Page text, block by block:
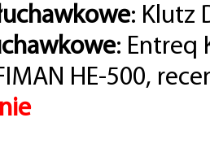
: Klutz
: Entreq
HE-500,